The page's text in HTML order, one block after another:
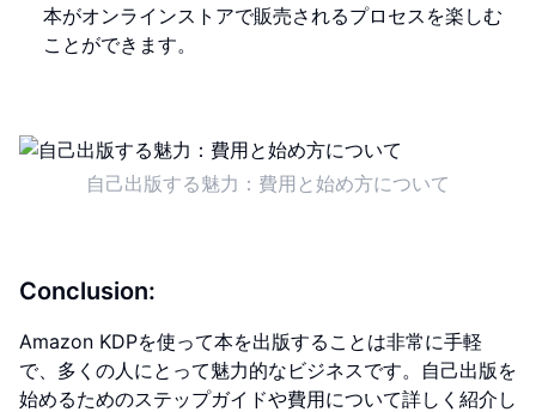
本がオンラインストアで販売されるプロセスを楽しむ
ことができます。
自己出版する魅力：費用と始め方について
Conclusion:
Amazon KDPを使って本を出版することは非常に手軽
で、多くの人にとって魅力的なビジネスです。自己出版を
始めるためのステップガイドや費用について詳しく紹介し